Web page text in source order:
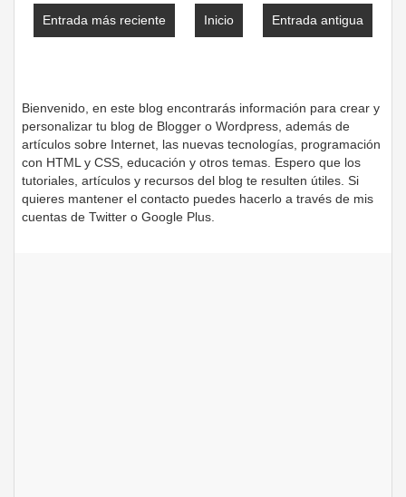
Entrada más reciente Entrada antigua
Inicio
Bienvenido, en este blog encontrarás información para crear y
personalizar tu blog de Blogger o Wordpress, además de
artículos sobre Internet, las nuevas tecnologías, programación
con HTML y CSS, educación y otros temas. Espero que los
tutoriales, artículos y recursos del blog te resulten útiles. Si
quieres mantener el contacto puedes hacerlo a través de mis
cuentas de Twitter o Google Plus.